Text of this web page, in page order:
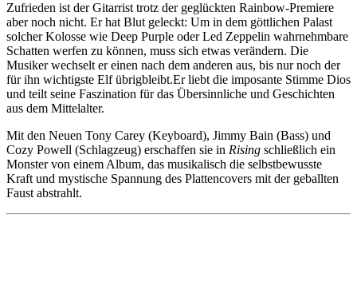
Zufrieden ist der Gitarrist trotz der geglückten Rainbow-Premiere
aber noch nicht. Er hat Blut geleckt: Um in dem göttlichen Palast
solcher Kolosse wie Deep Purple oder Led Zeppelin wahrnehmbare
Schatten werfen zu können, muss sich etwas verändern. Die
Musiker wechselt er einen nach dem anderen aus, bis nur noch der
für ihn wichtigste Elf übrigbleibt.Er liebt die imposante Stimme Dios
und teilt seine Faszination für das Übersinnliche und Geschichten
aus dem Mittelalter.
Mit den Neuen Tony Carey (Keyboard), Jimmy Bain (Bass) und
Cozy Powell (Schlagzeug) erschaffen sie in Rising schließlich ein
Monster von einem Album, das musikalisch die selbstbewusste
Kraft und mystische Spannung des Plattencovers mit der geballten
Faust abstrahlt.